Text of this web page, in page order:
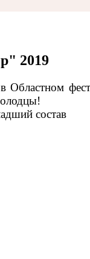
2019
вОбластном
состав